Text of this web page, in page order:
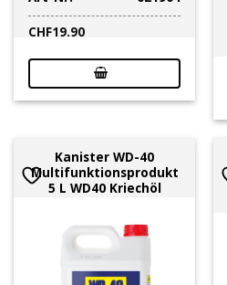
CHF19.90
Kanister WD-40
Multifunktionsprodukt
5 L WD40 Kriechöl